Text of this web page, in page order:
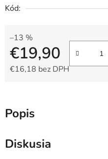
Kód:
–13 %
€19,90
€16,18 bez DPH
Popis
Diskusia